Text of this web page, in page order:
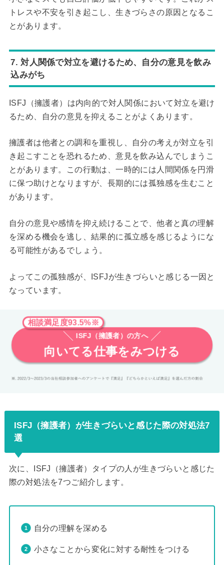
トレスや不安を引き起こし、生きづらさの原因となるこ
とがあります。
7. 対人関係で対立を避けるため、自分の意見を飲み
込みがち
ISFJ（擁護者）は内向的で対人関係において対立を避け
るため、自分の意見を抑えることがよくあります。
擁護者は他者との調和を重視し、自分の考えが対立を引
き起こすことを恐れるため、意見を飲み込んでしまうこ
とがあります。この行動は、一時的には人間関係を円滑
に保つ助けとなりますが、長期的には孤独感を生むこと
があります。
自分の意見や感情を抑え続けることで、他者と真の理解
を深める機会を逃し、結果的に孤立感を感じるようにな
る可能性があるでしょう。
よってこの孤独感が、ISFJが生きづらいと感じる一因と
なっています。
相談満足度93.5%※
ISFJ（擁護者）の方へ
向いてる仕事をみつける
ISFJ（擁護者）が生きづらいと感じた際の対処法7
選
次に、ISFJ（擁護者）タイプの人が生きづらいと感じた
際の対処法を7つご紹介します。
自分の理解を深める
小さなことから変化に対する耐性をつける